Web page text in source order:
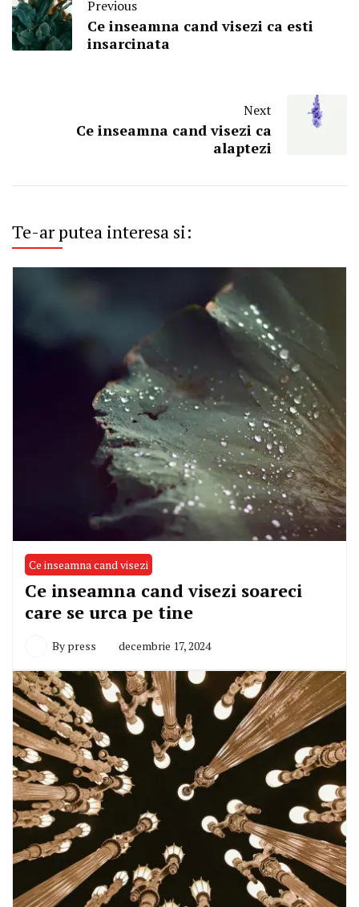
Previous
Ce inseamna cand visezi ca esti
insarcinata
Next
Ce inseamna cand visezi ca
alaptezi
Te-ar putea interesa si:
Ce inseamna cand visezi
Ce inseamna cand visezi soareci
care se urca pe tine
By press decembrie 17, 2024